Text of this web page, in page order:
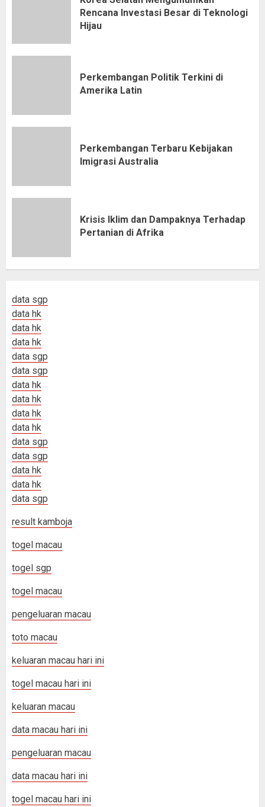
Rencana Investasi Besar di Teknologi
Hijau
Perkembangan Politik Terkini di
Amerika Latin
Perkembangan Terbaru Kebijakan
Imigrasi Australia
Krisis Iklim dan Dampaknya Terhadap
Pertanian di Afrika
data sgp
data hk
data hk
data hk
data sgp
data sgp
data hk
data hk
data hk
data hk
data sgp
data sgp
data hk
data hk
data sgp
result kamboja
togel macau
togel sgp
togel macau
pengeluaran macau
toto macau
keluaran macau hari ini
togel macau hari ini
keluaran macau
data macau hari ini
pengeluaran macau
data macau hari ini
togel macau hari ini